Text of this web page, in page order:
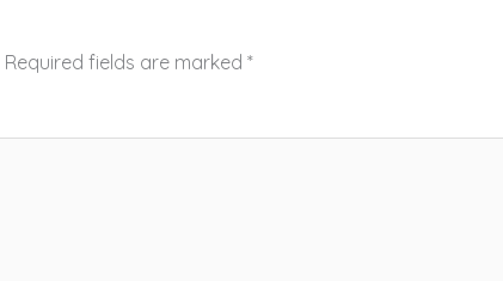
Required fields are marked *